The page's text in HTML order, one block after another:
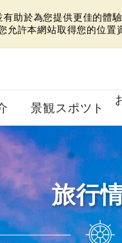
助於為您提供更佳的體
許本網站取得您的位置
景観スポツト
旅行